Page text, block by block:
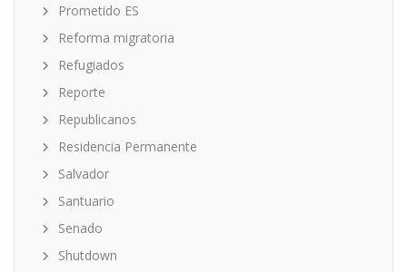
Prometido ES
Reforma migratoria
Refugiados
Reporte
Republicanos
Residencia Permanente
Salvador
Santuario
Senado
Shutdown